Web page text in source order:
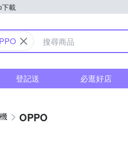
載
物中心
登記送 必逛好店
OPPO